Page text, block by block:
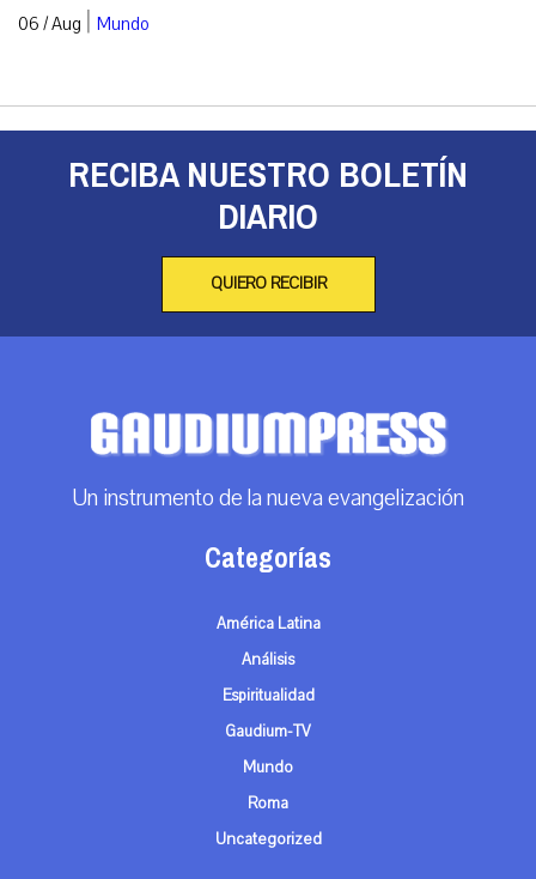
06 / Aug | Mundo
RECIBA NUESTRO BOLETÍN
DIARIO
QUIERO RECIBIR
Un instrumento de la nueva evangelización
Categorías
América Latina
Análisis
Espiritualidad
Gaudium-TV
Mundo
Roma
Uncategorized